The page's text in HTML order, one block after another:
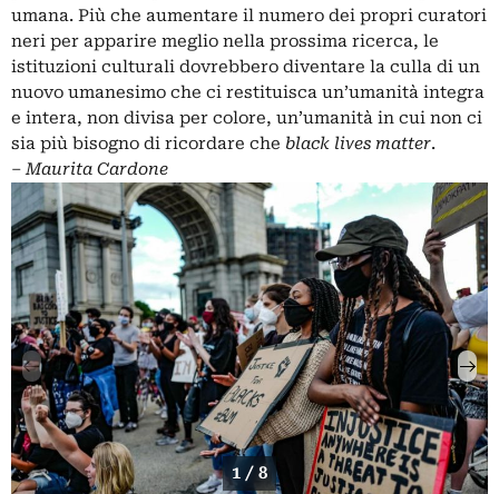
umana. Più che aumentare il numero dei propri curatori
neri per apparire meglio nella prossima ricerca, le
istituzioni culturali dovrebbero diventare la culla di un
nuovo umanesimo che ci restituisca un’umanità integra
e intera, non divisa per colore, un’umanità in cui non ci
sia più bisogno di ricordare che black lives matter.
‒Maurita Cardone
1 / 8